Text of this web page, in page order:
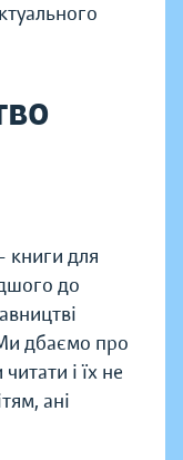
книги для
до
дбаємо про
і їх не
ані